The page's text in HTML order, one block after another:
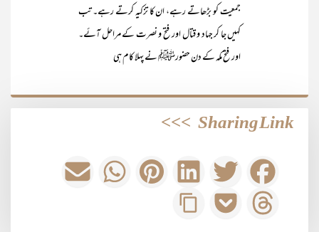
جمعیت کو بڑھاتے رہے، ان کا تزکیہ کرتے رہے۔ تب
کہیں جا کر جہاد و قتال اور فتح و نصرت کے مراحل آئے۔
اور فتح مکہ کے دن حضورﷺ نے پہلا کام ہی
Sharing Link
>>>